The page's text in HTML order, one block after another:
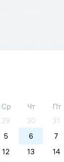
Ср Чт Пт
29 30 31
5 6 7
12 13 14